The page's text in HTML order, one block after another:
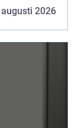
tusental...
2026